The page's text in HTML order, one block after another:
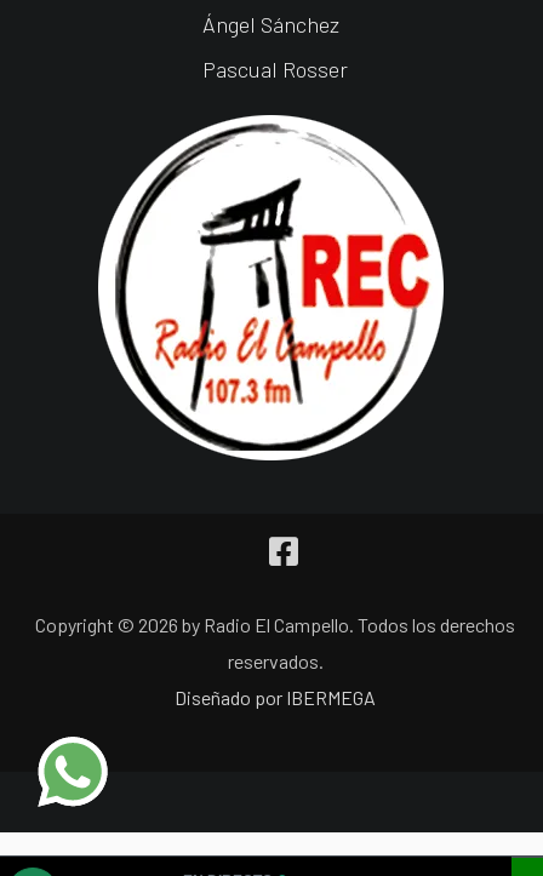
Ángel Sánchez
Pascual Rosser
Copyright © 2026 by Radio El Campello. Todos los derechos
reservados.
Diseñado por IBERMEGA